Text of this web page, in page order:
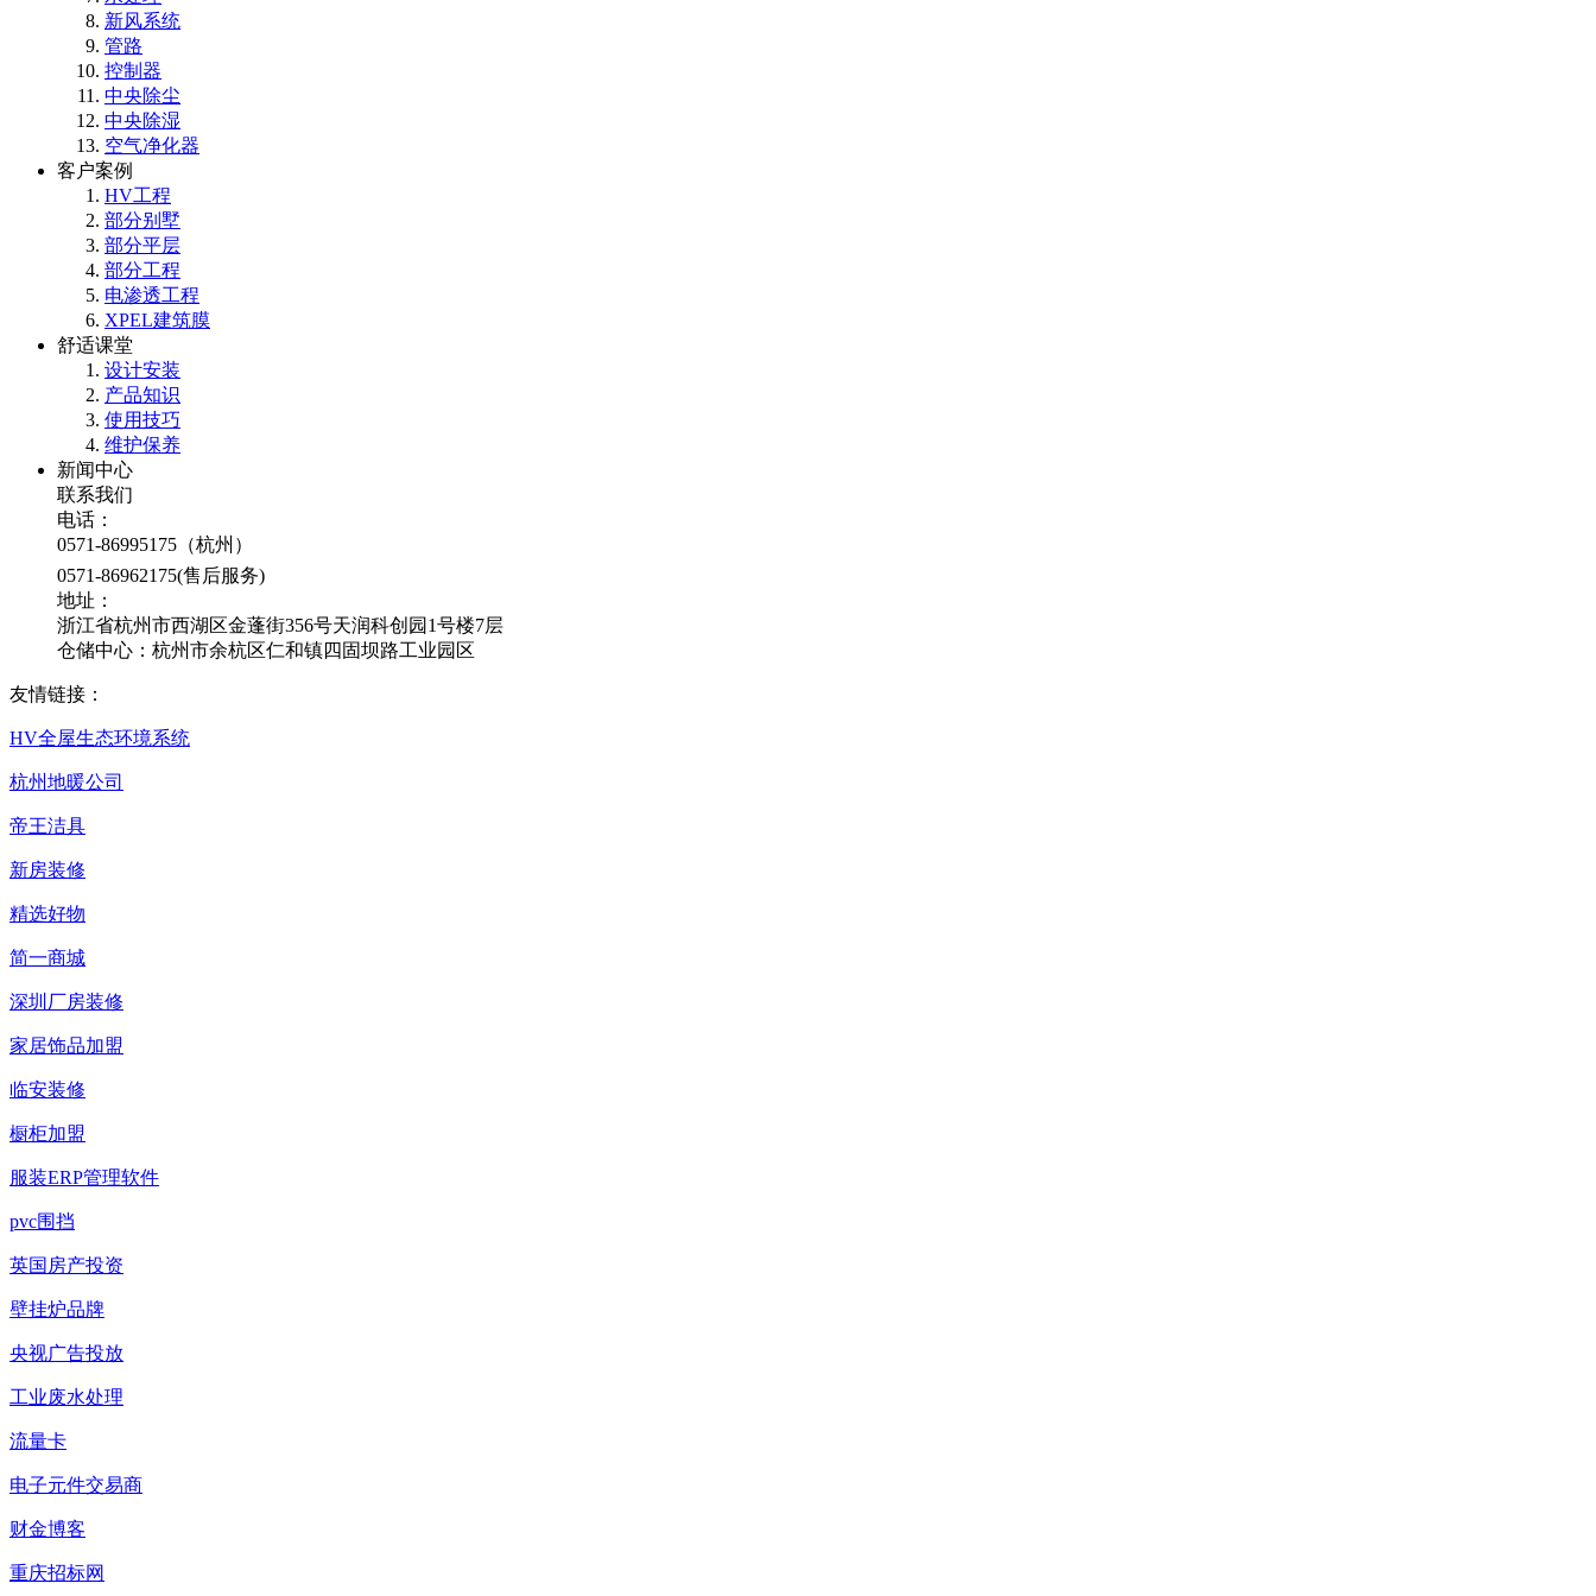
新风系统
管路
控制器
中央除尘
中央除湿
空气净化器
客户案例
HV工程
部分别墅
部分平层
部分工程
电渗透工程
XPEL建筑膜
舒适课堂
设计安装
产品知识
使用技巧
维护保养
新闻中心
联系我们
电话：
0571-86995175（杭州）
0571-86962175(售后服务)
地址：
浙江省杭州市西湖区金蓬街356号天润科创园1号楼7层
仓储中心：杭州市余杭区仁和镇四固坝路工业园区
友情链接：
HV全屋生态环境系统
杭州地暖公司
帝王洁具
新房装修
精选好物
简一商城
深圳厂房装修
家居饰品加盟
临安装修
橱柜加盟
服装ERP管理软件
pvc围挡
英国房产投资
壁挂炉品牌
央视广告投放
工业废水处理
流量卡
电子元件交易商
财金博客
重庆招标网